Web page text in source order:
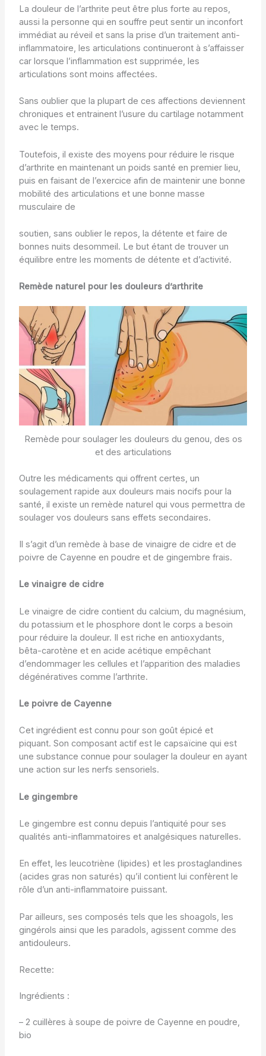
La douleur de l’arthrite peut être plus forte au repos,
aussi la personne qui en souffre peut sentir un inconfort
immédiat au réveil et sans la prise d’un traitement anti-
inflammatoire, les articulations continueront à s’affaisser
car lorsque l’inflammation est supprimée, les
articulations sont moins affectées.
Sans oublier que la plupart de ces affections deviennent
chroniques et entrainent l’usure du cartilage notamment
avec le temps.
Toutefois, il existe des moyens pour réduire le risque
d’arthrite en maintenant un poids santé en premier lieu,
puis en faisant de l’exercice afin de maintenir une bonne
mobilité des articulations et une bonne masse
musculaire de
soutien, sans oublier le repos, la détente et faire de
bonnes nuits desommeil. Le but étant de trouver un
équilibre entre les moments de détente et d’activité.
Remède naturel pour les douleurs d’arthrite
Remède pour soulager les douleurs du genou, des os
et des articulations
Outre les médicaments qui offrent certes, un
soulagement rapide aux douleurs mais nocifs pour la
santé, il existe un remède naturel qui vous permettra de
soulager vos douleurs sans effets secondaires.
Il s’agit d’un remède à base de vinaigre de cidre et de
poivre de Cayenne en poudre et de gingembre frais.
Le vinaigre de cidre
Le vinaigre de cidre contient du calcium, du magnésium,
du potassium et le phosphore dont le corps a besoin
pour réduire la douleur. Il est riche en antioxydants,
bêta-carotène et en acide acétique empêchant
d’endommager les cellules et l’apparition des maladies
dégénératives comme l’arthrite.
Le poivre de Cayenne
Cet ingrédient est connu pour son goût épicé et
piquant. Son composant actif est le capsaïcine qui est
une substance connue pour soulager la douleur en ayant
une action sur les nerfs sensoriels.
Le gingembre
Le gingembre est connu depuis l’antiquité pour ses
qualités anti-inflammatoires et analgésiques naturelles.
En effet, les leucotriène (lipides) et les prostaglandines
(acides gras non saturés) qu’il contient lui confèrent le
rôle d’un anti-inflammatoire puissant.
Par ailleurs, ses composés tels que les shoagols, les
gingérols ainsi que les paradols, agissent comme des
antidouleurs.
Recette:
Ingrédients :
– 2 cuillères à soupe de poivre de Cayenne en poudre,
bio